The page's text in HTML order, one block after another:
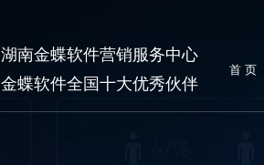
湖南金蝶软件营销服务中心
金蝶软件全国十大优秀伙伴
首 页